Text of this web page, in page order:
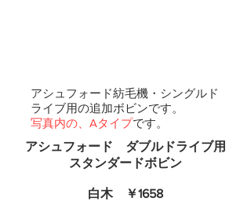
アシュフォード紡毛機・シングルド
ライブ用の追加ボビンです。
写真内の、Aタイプです。
アシュフォード ダブルドライブ用
​スタンダードボビン
​白木 ￥1658